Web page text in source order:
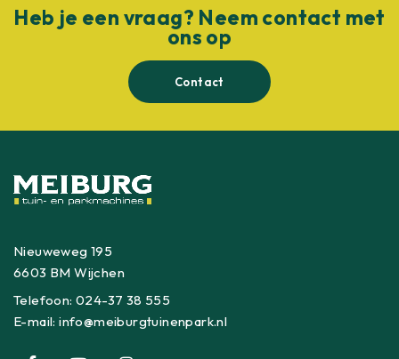
Heb je een vraag? Neem contact met
ons op
Contact
Nieuweweg 195
6603 BM Wijchen
Telefoon:024-37 38 555
E-mail:info@meiburgtuinenpark.nl